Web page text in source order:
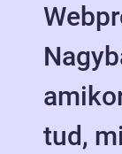
tud,